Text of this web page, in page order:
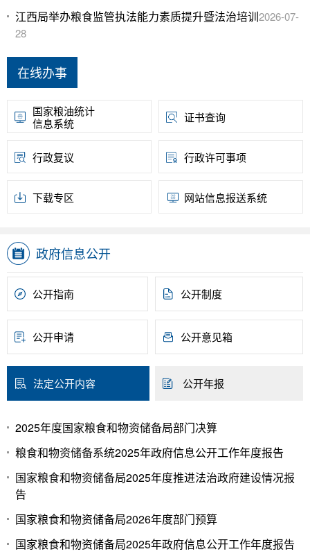
江西局举办粮食监管执法能力素质提升暨法治培训2026-07-
28
在线办事
国家粮油统计
信息系统
证书查询
行政复议 行政许可事项
下载专区 网站信息报送系统
政府信息公开
公开指南 公开制度
公开申请 公开意见箱
法定公开内容 公开年报
2025年度国家粮食和物资储备局部门决算
粮食和物资储备系统2025年政府信息公开工作年度报告
国家粮食和物资储备局2025年度推进法治政府建设情况报
告
国家粮食和物资储备局2026年度部门预算
国家粮食和物资储备局2025年政府信息公开工作年度报告